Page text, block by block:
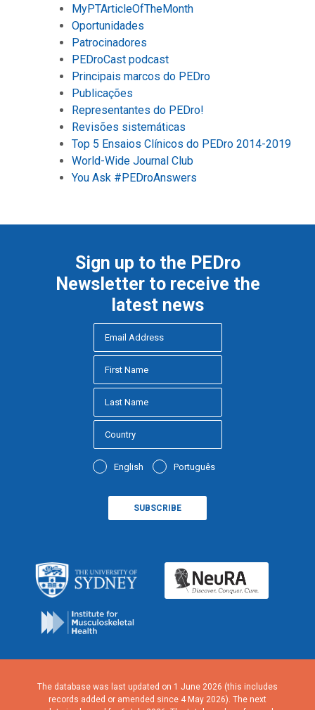
MyPTArticleOfTheMonth
Oportunidades
Patrocinadores
PEDroCast podcast
Principais marcos do PEDro
Publicações
Representantes do PEDro!
Revisões sistemáticas
Top 5 Ensaios Clínicos do PEDro 2014-2019
World-Wide Journal Club
You Ask #PEDroAnswers
Sign up to the PEDro
Newsletter to receive the
latest news
English Português
The database was last updated on 1 June 2026 (this includes
records added or amended since 4 May 2026). The next